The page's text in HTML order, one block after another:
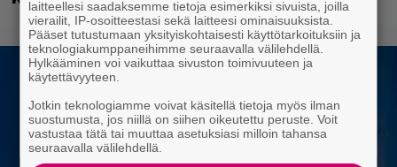
laitteellesi saadaksemme tietoja esimerkiksi sivuista, joilla
vierailit, IP-osoitteestasi sekä laitteesi ominaisuuksista.
Pääset tutustumaan yksityiskohtaisesti käyttötarkoituksiin ja
teknologiakumppaneihimme seuraavalla välilehdellä.
Hylkääminen voi vaikuttaa sivuston toimivuuteen ja
käytettävyyteen.
Jotkin teknologiamme voivat käsitellä tietoja myös ilman
suostumusta, jos niillä on siihen oikeutettu peruste. Voit
vastustaa tätä tai muuttaa asetuksiasi milloin tahansa
seuraavalla välilehdellä.